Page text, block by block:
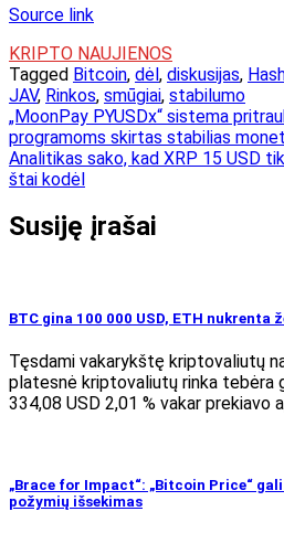
Source link
KRIPTO NAUJIENOS
Tagged Bitcoin, dėl, diskusijas,
JAV, Rinkos, smūgiai, stabilumo
Navigacija
tarp
įrašų
„MoonPay PYUSDx“ sistema
programoms skirtas stabilias
Analitikas sako, kad XRP 15 USD
štai kodėl
Susiję įrašai
BTC gina 100 000 USD, ETH nukrenta
Tęsdami vakarykštę kriptovaliutų
platesnė kriptovaliutų rinka tebėra
334,08 USD 2,01 % vakar prekiavo
„Brace for Impact“: „Bitcoin Price“
požymių išsekimas